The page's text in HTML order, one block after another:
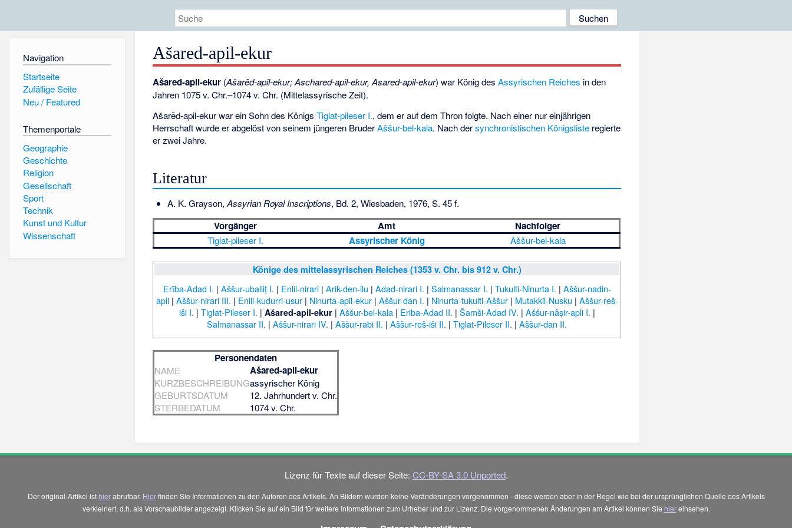
Navigation
Startseite
Zufällige Seite
Neu / Featured
Themenportale
Geographie
Geschichte
Religion
Gesellschaft
Sport
Technik
Kunst und Kultur
Wissenschaft
Ašared-apil-ekur
Ašared-apil-ekur (Ašarēd-apil-ekur; Aschared-apil-ekur, Asared-apil-ekur) war König desAssyrischen Reiches in den
Jahren 1075 v. Chr.–1074 v. Chr. (Mittelassyrische Zeit).
Ašarēd-apil-ekur war ein Sohn des KönigsTiglat-pileser I., dem er auf dem Thron folgte. Nach einer nur einjährigen
Herrschaft wurde er abgelöst von seinem jüngeren BruderAššur-bel-kala. Nach dersynchronistischen Königsliste regierte
er zwei Jahre.
Literatur
A. K. Grayson, Assyrian Royal Inscriptions, Bd. 2, Wiesbaden, 1976, S. 45 f.
Vorgänger Amt Nachfolger
Tiglat-pileser I. Assyrischer König Aššur-bel-kala
Könige des mittelassyrischen Reiches (1353 v. Chr. bis 912 v. Chr.)
Erība-Adad I. | Aššur-uballiṭ I. | Enlil-nirari| Arik-den-ilu | Adad-nirari I. | Salmanassar I. | Tukulti-Ninurta I. | Aššur-nadin-
apli| Aššur-nirari III. | Enlil-kudurri-usur| Ninurta-apil-ekur| Aššur-dan I. | Ninurta-tukulti-Aššur| Mutakkil-Nusku | Aššur-reš-
iši I. | Tiglat-Pileser I. | Ašared-apil-ekur| Aššur-bel-kala| Eriba-Adad II. | Šamši-Adad IV. | Aššur-nâṣir-apli I. |
Salmanassar II. |Aššur-nirari IV. |Aššur-rabi II. |Aššur-reš-iši II. |Tiglat-Pileser II. |Aššur-dan II.
Personendaten
NAME Ašared-apil-ekur
KURZBESCHREIBUNGassyrischer König
GEBURTSDATUM
12. Jahrhundert v. Chr.
STERBEDATUM
1074 v. Chr.
Lizenz für Texte auf dieser Seite: CC-BY-SA 3.0 Unported.
Der original-Artikel ist hierabrufbar. Hierfinden Sie Informationen zu den Autoren des Artikels. An Bildern wurden keine Veränderungen vorgenommen - diese werden aber in der Regel wie bei der ursprünglichen Quelle des Artikels
verkleinert, d.h. als Vorschaubilder angezeigt. Klicken Sie auf ein Bild für weitere Informationen zum Urheber und zur Lizenz. Die vorgenommenen Änderungen am Artikel können Sie hiereinsehen.